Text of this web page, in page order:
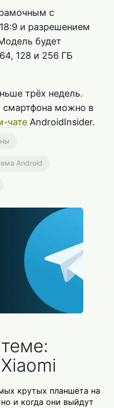
с
и разрешением
будет
128 и 256 ГБ
трёх недель.
смартфона можно в
чате AndroidInsider.
Android
крутых планшета на
и когда они выйдут